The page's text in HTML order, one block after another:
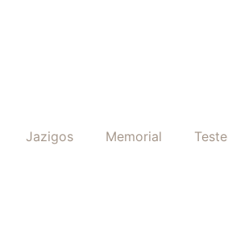
Jazigos Memorial